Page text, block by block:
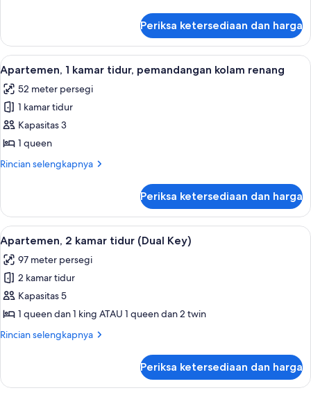
Kamar,
kamar
tidur
(Coolangatta)
Periksa ketersediaan dan harga
Lihat
semua
foto
untuk
Apartemen,
1
kamar
kolam
renang
Meja kerja, setrika/meja setrika,
8
Apartemen, 1 kamar tidur, pemandangan kolam renang
52 meter persegi
1 kamar tidur
Kapasitas 3
1 queen
Rincian selengkapnya
Rincian
Apartemen,
kamar
tidur,
pemandangan
kolam
renang
Periksa ketersediaan dan harga
Lihat
semua
foto
untuk
Apartemen,
2
kamar
Key)
Meja kerja, setrika/meja setrika,
8
Apartemen, 2 kamar tidur (Dual Key)
97 meter persegi
2 kamar tidur
Kapasitas 5
1 queen dan 1 king ATAU 1 queen dan 2 twin
Rincian selengkapnya
Rincian
Apartemen,
Periksa ketersediaan dan harga